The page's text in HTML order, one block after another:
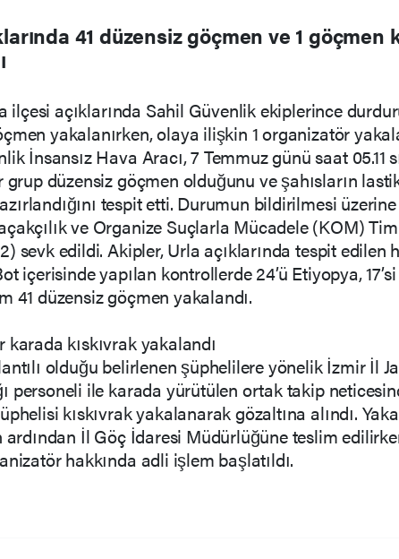
41 düzensiz göçmen ve 1 göçmen
ilçesi açıklarında Sahil Güvenlik ekiplerince
yakalanırken, olaya ilişkin 1 organizatör
İnsansız Hava Aracı, 7 Temmuz günü saat 05.11
düzensiz göçmen olduğunu ve şahısların
tespit etti. Durumun bildirilmesi
ve Organize Suçlarla Mücadele (KOM)
sevk edildi. Akipler, Urla açıklarında tespit edilen
içerisinde yapılan kontrollerde 24’ü Etiyopya,
41 düzensiz göçmen yakalandı.
kıskıvrak yakalandı
olduğu belirlenen şüphelilere yönelik İzmir İl
personeli ile karada yürütülen ortak takip
kıskıvrak yakalanarak gözaltına alındı.
İl Göç İdaresi Müdürlüğüne teslim
hakkında adli işlem başlatıldı.